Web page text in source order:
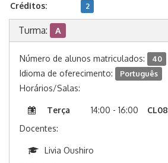
Créditos: 2
Turma: A
Número de alunos matriculados: 40
Idioma de oferecimento: Português
Horários/Salas:
Terça 14:00 - 16:00
CL08
Docentes:
Livia Oushiro